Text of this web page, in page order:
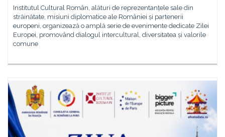
Institutul Cultural Român, alături de reprezentanțele sale din
străinătate, misiuni diplomatice ale României și partenerii
europeni, organizează o amplă serie de evenimente dedicate Zilei
Europei, promovând dialogul intercultural, diversitatea și valorile
comune